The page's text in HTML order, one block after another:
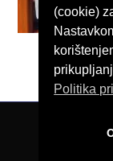
© Pučko
(cookie)
Politika